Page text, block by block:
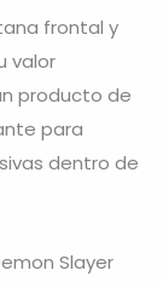
frontal y
valor
producto de
para
dentro de
Slayer